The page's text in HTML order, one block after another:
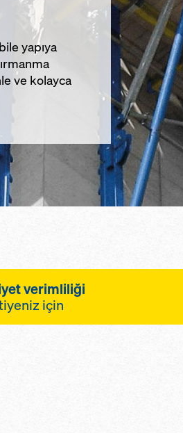
yapıya
ve kolayca
verimliliği
için